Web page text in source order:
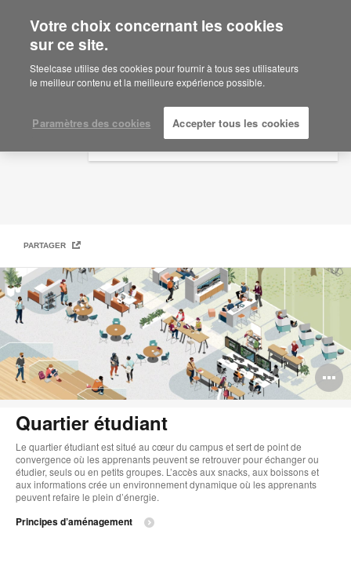
Are you in United States?
Would you like to see Products we sell in
your region?
English
Español
Quartier étudiant
PARTAGER
Quartier étudiant
Le quartier étudiant est situé au cœur du campus et sert de point de
convergence où les apprenants peuvent se retrouver pour échanger ou
étudier, seuls ou en petits groupes. L’accès aux snacks, aux boissons et
aux informations crée un environnement dynamique où les apprenants
peuvent refaire le plein d’énergie.
Principes d’aménagement
Votre choix concernant les cookies
sur ce site.
Steelcase utilise des cookies pour fournir à tous ses utilisateurs
le meilleur contenu et la meilleure expérience possible.
Paramètres des cookies Accepter tous les cookies